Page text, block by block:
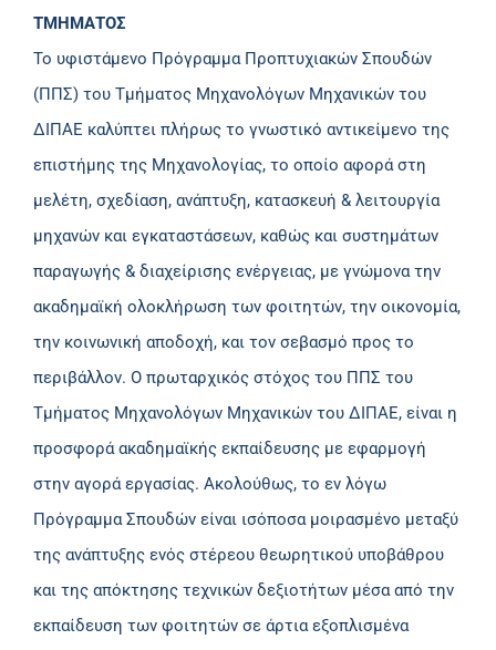
ΤΜΗΜΑΤΟΣ
Το υφιστάμενο Πρόγραμμα Προπτυχιακών Σπουδών
(ΠΠΣ) του Τμήματος Μηχανολόγων Μηχανικών του
ΔΙΠΑΕ καλύπτει πλήρως το γνωστικό αντικείμενο της
επιστήμης της Μηχανολογίας, το οποίο αφορά στη
μελέτη, σχεδίαση, ανάπτυξη, κατασκευή & λειτουργία
μηχανών και εγκαταστάσεων, καθώς και συστημάτων
παραγωγής & διαχείρισης ενέργειας, με γνώμονα την
ακαδημαϊκή ολοκλήρωση των φοιτητών, την οικονομία,
την κοινωνική αποδοχή, και τον σεβασμό προς το
περιβάλλον. Ο πρωταρχικός στόχος του ΠΠΣ του
Τμήματος Μηχανολόγων Μηχανικών του ΔΙΠΑΕ, είναι η
προσφορά ακαδημαϊκής εκπαίδευσης με εφαρμογή
στην αγορά εργασίας. Ακολούθως, το εν λόγω
Πρόγραμμα Σπουδών είναι ισόποσα μοιρασμένο μεταξύ
της ανάπτυξης ενός στέρεου θεωρητικού υποβάθρου
και της απόκτησης τεχνικών δεξιοτήτων μέσα από την
εκπαίδευση των φοιτητών σε άρτια εξοπλισμένα